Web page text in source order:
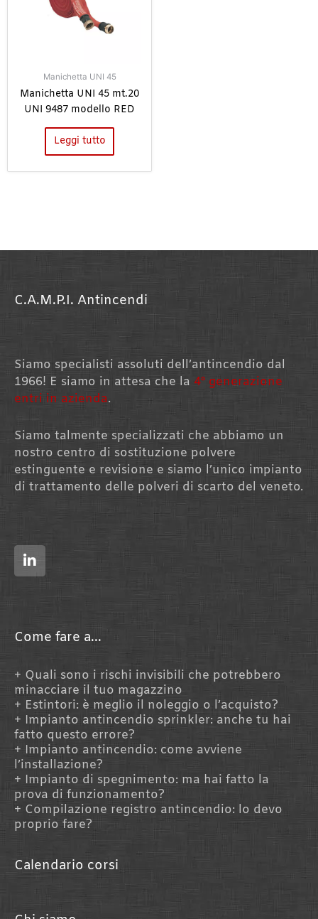
Manichetta UNI 45
Manichetta UNI 45 mt.20
UNI 9487 modello RED
Leggi tutto
C.A.M.P.I. Antincendi
Siamo specialisti assoluti dell’antincendio dal
1966! E siamo in attesa che la 4° generazione
entri in azienda.
Siamo talmente specializzati che abbiamo un
nostro centro di sostituzione polvere
estinguente e revisione e siamo l’unico impianto
di trattamento delle polveri di scarto del veneto.
n
k
n
Come fare a...
Quali sono i rischi invisibili che potrebbero
minacciare il tuo magazzino
Estintori: è meglio il noleggio o l’acquisto?
Impianto antincendio sprinkler: anche tu hai
fatto questo errore?
Impianto antincendio: come avviene
l’installazione?
Impianto di spegnimento: ma hai fatto la
prova di funzionamento?
Compilazione registro antincendio: lo devo
proprio fare?
Calendario corsi